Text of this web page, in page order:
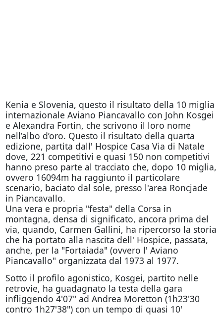
Kenia e Slovenia, questo il risultato della 10 miglia
internazionale Aviano Piancavallo con John Kosgei
e Alexandra Fortin, che scrivono il loro nome
nell’albo d’oro. Questo il risultato della quarta
edizione, partita dall' Hospice Casa Via di Natale
dove, 221 competitivi e quasi 150 non competitivi
hanno preso parte al tracciato che, dopo 10 miglia,
ovvero 16094m ha raggiunto il particolare
scenario, baciato dal sole, presso l'area Roncjade
in Piancavallo.
Una vera e propria "festa" della Corsa in
montagna, densa di significato, ancora prima del
via, quando, Carmen Gallini, ha ripercorso la storia
che ha portato alla nascita dell' Hospice, passata,
anche, per la "Fortaiada" (ovvero l' Aviano
Piancavallo" organizzata dal 1973 al 1977.
Sotto il profilo agonistico, Kosgei, partito nelle
retrovie, ha guadagnato la testa della gara
infliggendo 4'07" ad Andrea Moretton (1h23'30
contro 1h27'38") con un tempo di quasi 10'